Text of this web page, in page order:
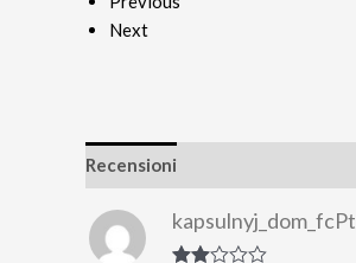
Next
Recensioni
kapsulnyj_dom_fcPt